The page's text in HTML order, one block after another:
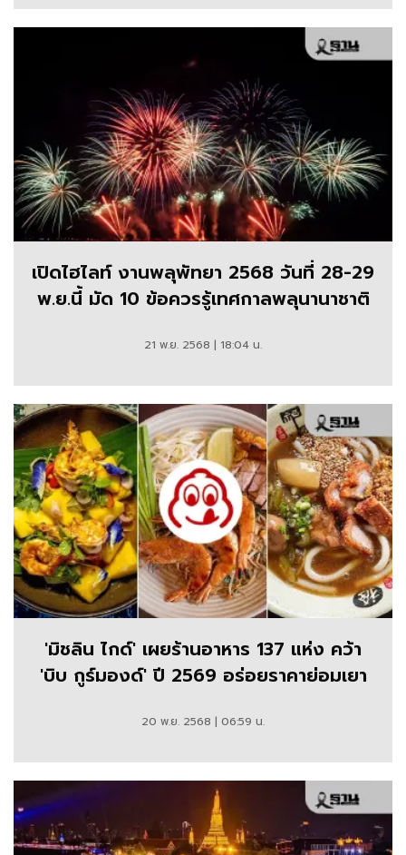
เปิดไฮไลท์ งานพลุพัทยา 2568 วันที่ 28-29
พ.ย.นี้ มัด 10 ข้อควรรู้เทศกาลพลุนานาชาติ
21 พ.ย. 2568 | 18:04 น.
'มิชลิน ไกด์' เผยร้านอาหาร 137 แห่ง คว้า
'บิบ กูร์มองด์' ปี 2569 อร่อยราคาย่อมเยา
20 พ.ย. 2568 | 06:59 น.